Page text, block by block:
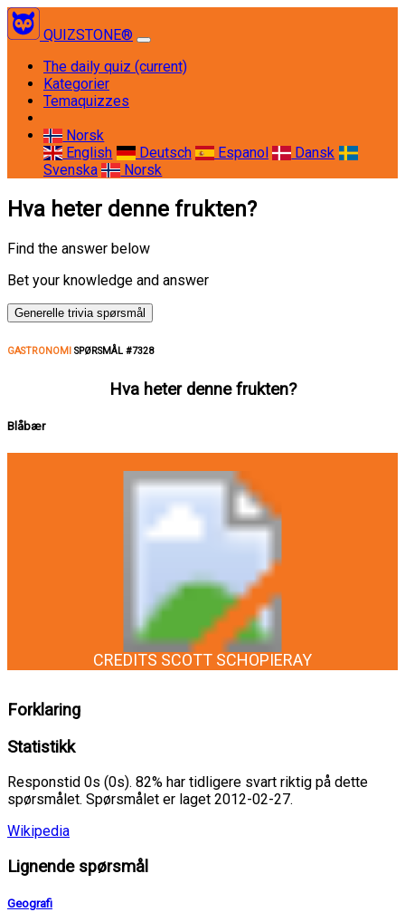
QUIZSTONE®
The daily quiz (current)
Kategorier
Temaquizzes
Norsk
English
Deutsch Espanol
Dansk
Svenska
Norsk
Hva heter denne frukten?
Find the answer below
Bet your knowledge and answer
Generelle trivia spørsmål
GASTRONOMI SPØRSMÅL #7328
Hva heter denne frukten?
Blåbær
CREDITS SCOTT SCHOPIERAY
Forklaring
Statistikk
Responstid 0s (0s). 82% har tidligere svart riktig på dette
spørsmålet. Spørsmålet er laget 2012-02-27.
Wikipedia
Lignende spørsmål
Geografi